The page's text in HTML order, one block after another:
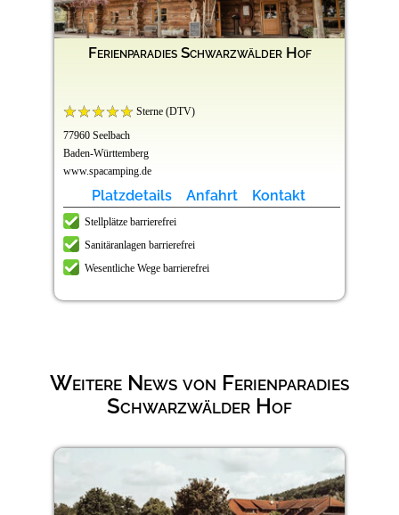
Ferienparadies Schwarzwälder Hof
Sterne (DTV)
77960 Seelbach
Baden-Württemberg
www.spacamping.de
Platzdetails Anfahrt Kontakt
Stellplätze barrierefrei
Sanitäranlagen barrierefrei
Wesentliche Wege barrierefrei
Weitere News von Ferienparadies
Schwarzwälder Hof